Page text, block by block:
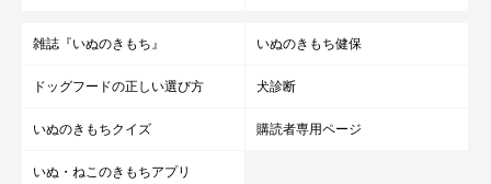
雑誌『いぬのきもち』 いぬのきもち健保
ドッグフードの正しい選び方 犬診断
いぬのきもちクイズ 購読者専用ページ
いぬ・ねこのきもちアプリ